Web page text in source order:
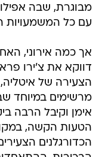
מבוגרת, שבה אפילו
עם כל המשמעויות
אך כמה אירוני,
הצעירה של
אימן וקיבל הרבה
הטעות הקשה,
הכדורגלנים